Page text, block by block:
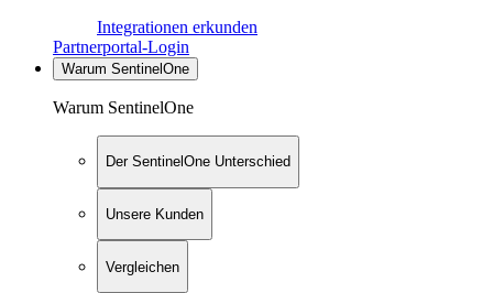
Integrationen erkunden
Partnerportal-Login
Warum SentinelOne
Warum SentinelOne
Der SentinelOne Unterschied
Unsere Kunden
Vergleichen